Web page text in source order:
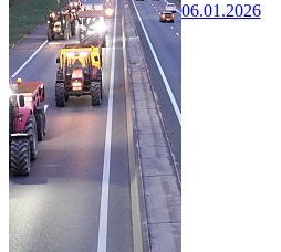
06.01.2026